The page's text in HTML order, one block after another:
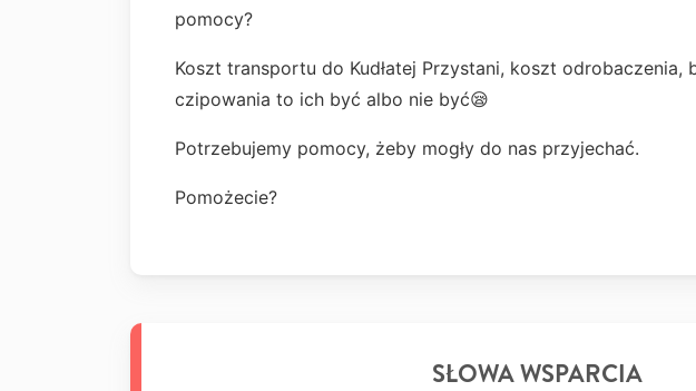
pomocy?
Koszt transportu do Kudłatej Przystani, koszt odrobaczenia,
czipowania to ich być albo nie być😪
Potrzebujemy pomocy, żeby mogły do nas przyjechać.
Pomożecie?
SŁOWA WSPARCIA